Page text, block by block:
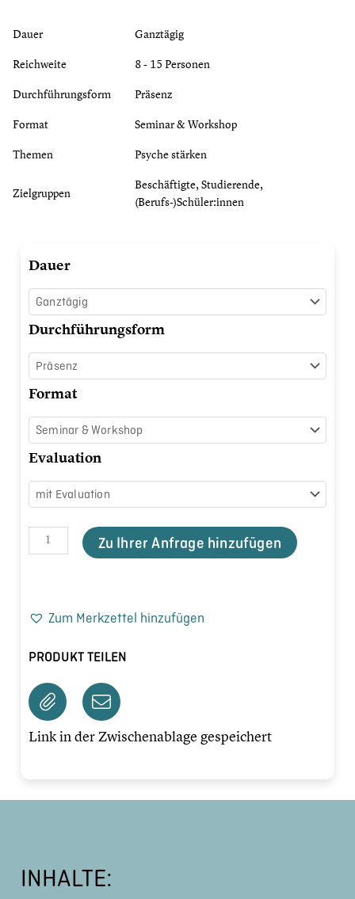
Dauer
Ganztägig
Reichweite
8 - 15 Personen
Durchführungsform
Präsenz
Format
Seminar & Workshop
Themen
Psyche stärken
Zielgruppen
Beschäftigte, Studierende,
(Berufs-)Schüler:innen
Dauer
Durchführungsform
Format
Evaluation
Resilienz
Menge
Zu Ihrer Anfrage hinzufügen
Zum Merkzettel hinzufügen
PRODUKT TEILEN
Link in der Zwischenablage gespeichert
INHALTE: